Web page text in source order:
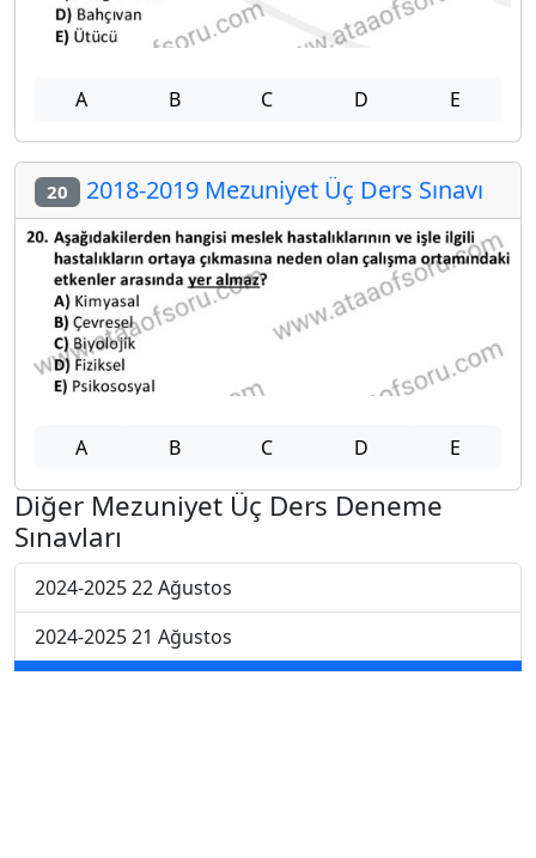
A B C D E
20 2018-2019 Mezuniyet Üç Ders Sınavı
A B C D E
Diğer Mezuniyet Üç Ders Deneme
Sınavları
2024-2025 22 Ağustos
2024-2025 21 Ağustos